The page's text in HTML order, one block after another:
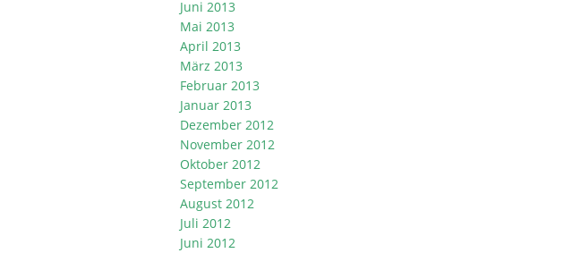
Juni 2013
Mai 2013
April 2013
März 2013
Februar 2013
Januar 2013
Dezember 2012
November 2012
Oktober 2012
September 2012
August 2012
Juli 2012
Juni 2012